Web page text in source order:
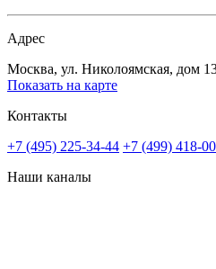
Адрес
Москва, ул. Николоямская, дом
Показать на карте
Контакты
+7 (495) 225-34-44 +7 (499) 418-
Наши каналы